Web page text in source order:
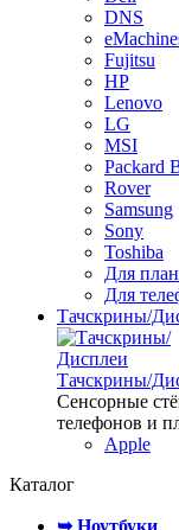
DNS
Fujitsu
HP
Lenovo
LG
MSI
Packard
Rover
Samsung
Sony
Toshiba
Для
Для
Тачскрины/
Тачскрины/
Сенсорные
телефонов и
Apple
Каталог
➥ Ноутбуки